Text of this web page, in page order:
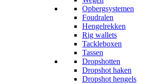
Opbergsystemen
Foudralen
Hengelrekken
Rig wallets
Tackleboxen
Tassen
Dropshotten
Dropshot haken
Dropshot hengels